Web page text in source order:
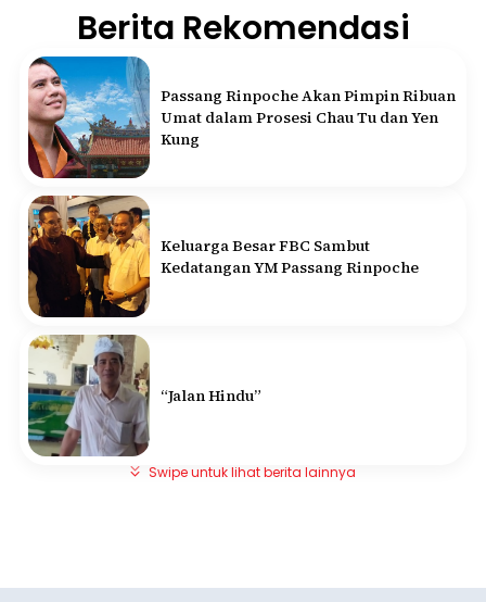
Berita Rekomendasi
Passang Rinpoche Akan Pimpin Ribuan
Umat dalam Prosesi Chau Tu dan Yen
Kung
Keluarga Besar FBC Sambut
Kedatangan YM Passang Rinpoche
“Jalan Hindu”
Swipe untuk lihat berita lainnya